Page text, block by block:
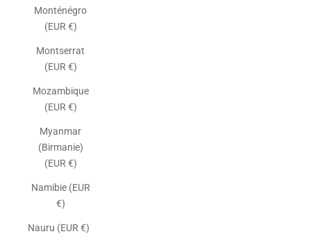
Monténégro
(EUR €)
Montserrat
(EUR €)
Mozambique
(EUR €)
Myanmar
(Birmanie)
(EUR €)
Namibie (EUR
€)
Nauru (EUR €)